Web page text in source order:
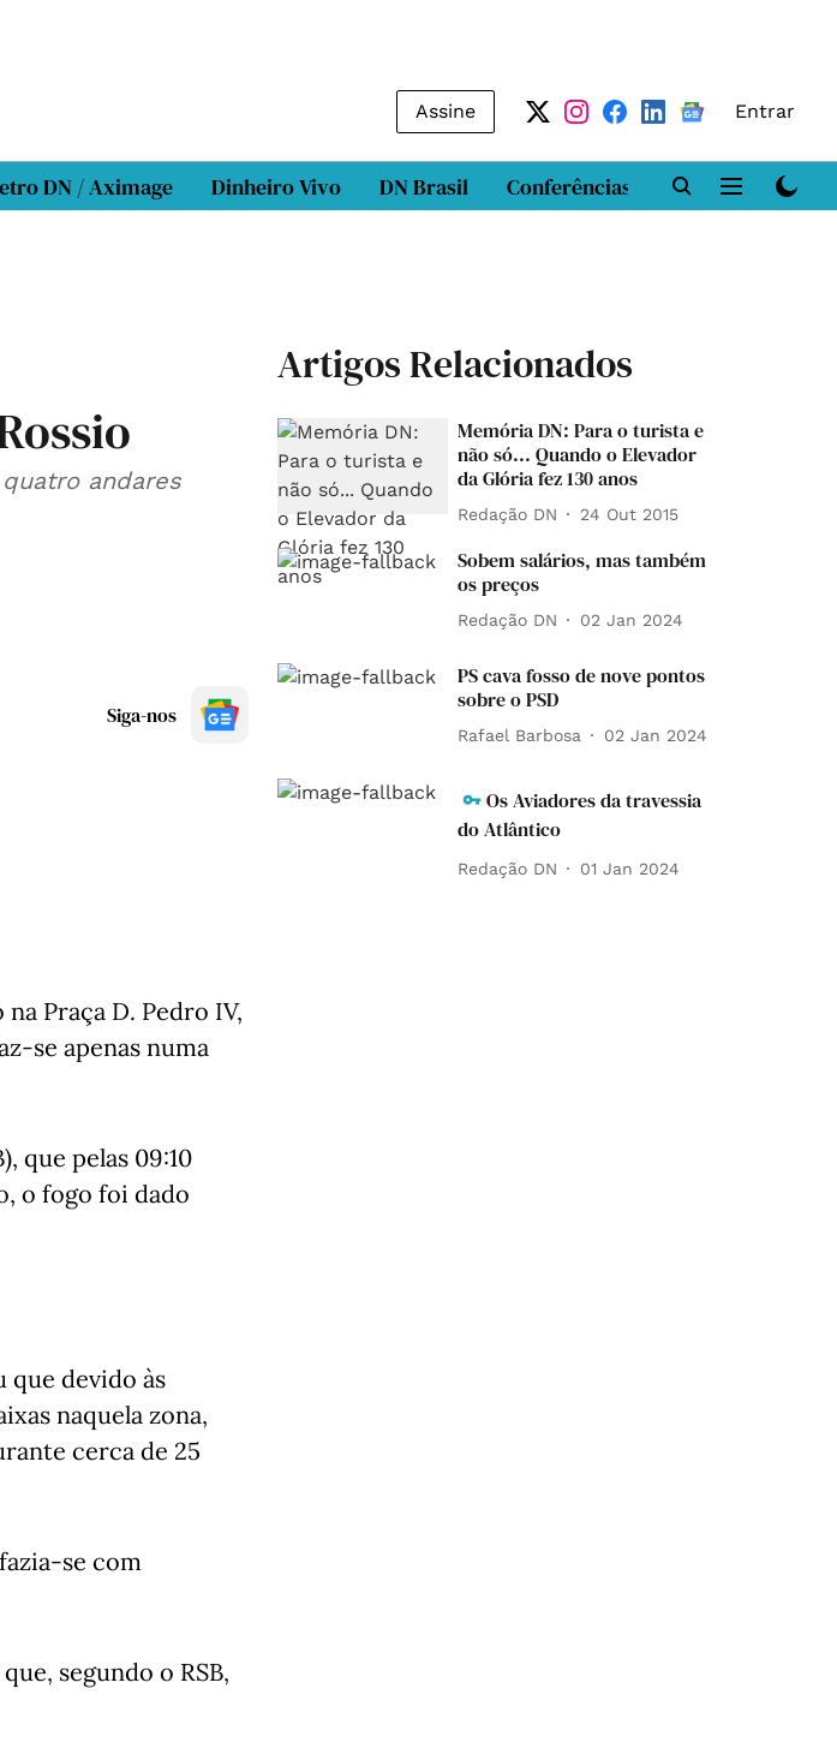
Assine Entrar
DN / Aximage Dinheiro Vivo DN Brasil Conferências DN LAB
andares
Siga-nos
Praça D. Pedro IV,
se apenas numa
que pelas 09:10
o fogo foi dado
que devido às
naquela zona,
cerca de 25
se com
segundo o RSB,
Artigos Relacionados
Memória DN: Para o turista e
não só... Quando o Elevador
da Glória fez 130 anos
Redação DN 24 Out 2015
Sobem salários, mas também
os preços
Redação DN 02 Jan 2024
PS cava fosso de nove pontos
sobre o PSD
Rafael Barbosa 02 Jan 2024
Os Aviadores da travessia
do Atlântico
Redação DN 01 Jan 2024